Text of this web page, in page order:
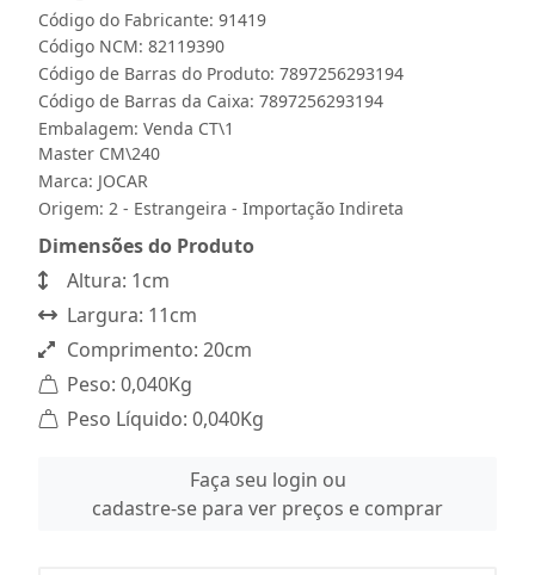
Código do Fabricante: 91419
Código NCM: 82119390
Código de Barras do Produto: 7897256293194
Código de Barras da Caixa: 7897256293194
Embalagem: Venda CT\1
Master CM\240
Marca: JOCAR
Origem: 2 - Estrangeira - Importação Indireta
Dimensões do Produto
Altura: 1cm
Largura: 11cm
Comprimento: 20cm
Peso: 0,040Kg
Peso Líquido: 0,040Kg
Faça seu login ou
cadastre-se para ver preços e comprar